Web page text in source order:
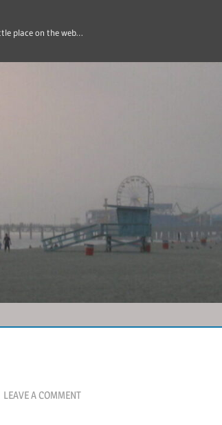
place on the web…
LEAVE A COMMENT